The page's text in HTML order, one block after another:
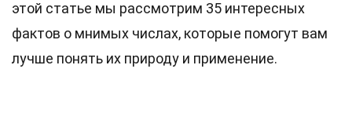
этой статье мы рассмотрим 35 интересных
фактов о мнимых числах, которые помогут вам
лучше понять их природу и применение.